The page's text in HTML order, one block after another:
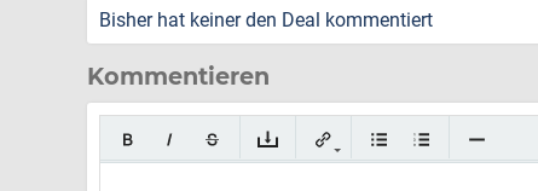
Bisher hat keiner den Deal kommentiert
Kommentieren